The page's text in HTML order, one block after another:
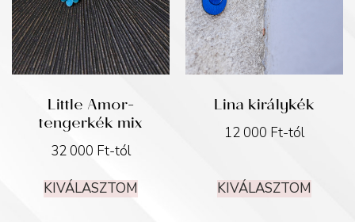
Little Amor-
tengerkék mix
32 000 Ft-tól
KIVÁLASZTOM
Lina királykék
12 000 Ft-tól
KIVÁLASZTOM